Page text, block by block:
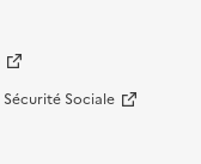
Sociale